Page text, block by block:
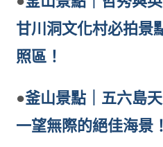
甘川洞文化村必拍景
照區！
●釜山景點｜五六島
一望無際的絕佳海景